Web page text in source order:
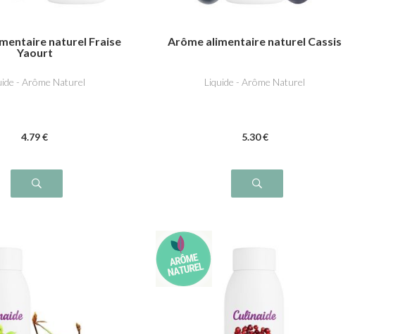
naturel Fraise
Yaourt
- Arôme Naturel
4.79€
Arôme alimentaire naturel Cassis
Liquide - Arôme Naturel
5.30€